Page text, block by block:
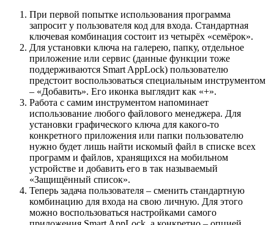
При первой попытке использования программа
запросит у пользователя код для входа. Стандартная
ключевая комбинация состоит из четырёх «семёрок».
Для установки ключа на галерею, папку, отдельное
приложение или сервис (данные функции тоже
поддерживаются Smart AppLock) пользователю
предстоит воспользоваться специальным инструментом
– «Добавить». Его иконка выглядит как «+».
Работа с самим инструментом напоминает
использование любого файлового менеджера. Для
установки графического ключа для какого-то
конкретного приложения или папки пользователю
нужно будет лишь найти искомый файл в списке всех
программ и файлов, хранящихся на мобильном
устройстве и добавить его в так называемый
«Защищённый список».
Теперь задача пользователя – сменить стандартную
комбинацию для входа на свою личную. Для этого
можно воспользоваться настройками самого